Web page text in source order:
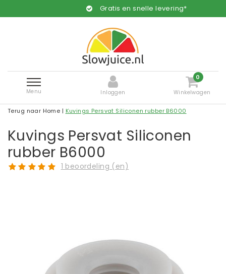
Gratis en snelle levering*
Menu Inloggen
0
Winkelwagen
Terug naar Home | Kuvings Persvat Siliconen rubber B6000
Kuvings Persvat Siliconen
rubber B6000
1 beoordeling (en)